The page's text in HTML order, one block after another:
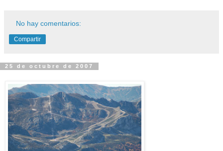
No hay comentarios:
Compartir
25 de octubre de 2007